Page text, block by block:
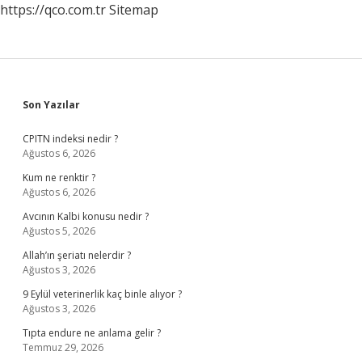
https://qco.com.trSitemap
Sidebar
Son Yazılar
CPITN indeksi nedir ?
Ağustos 6, 2026
Kum ne renktir ?
Ağustos 6, 2026
Avcının Kalbi konusu nedir ?
Ağustos 5, 2026
Allah’ın şeriatı nelerdir ?
Ağustos 3, 2026
9 Eylül veterinerlik kaç binle alıyor ?
Ağustos 3, 2026
Tıpta endure ne anlama gelir ?
Temmuz 29, 2026